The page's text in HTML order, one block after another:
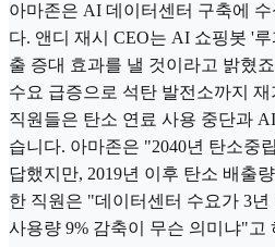
아마존은 AI 데이터센터 구축에
다. 앤디 재시 CEO는 AI 쇼핑봇 '
출 증대 효과를 낼 것이라고 밝혔
수요 급증으로 석탄 발전소까지
직원들은 탄소 연료 사용 중단과
습니다. 아마존은 "2040년 탄소중
답했지만, 2019년 이후 탄소 배출
한 직원은 "데이터센터 수요가 3
사용량 9% 감축이 무슨 의미냐"고